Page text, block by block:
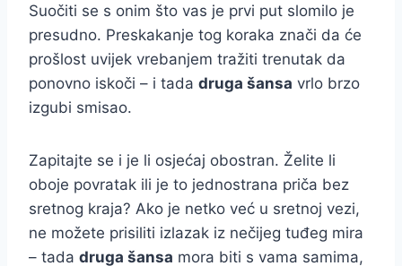
Suočiti se s onim što vas je prvi put slomilo je
presudno. Preskakanje tog koraka znači da će
prošlost uvijek vrebanjem tražiti trenutak da
ponovno iskoči – i tada druga šansa vrlo brzo
izgubi smisao.
Zapitajte se i je li osjećaj obostran. Želite li
oboje povratak ili je to jednostrana priča bez
sretnog kraja? Ako je netko već u sretnoj vezi,
ne možete prisiliti izlazak iz nečijeg tuđeg mira
– tada druga šansa mora biti s vama samima,